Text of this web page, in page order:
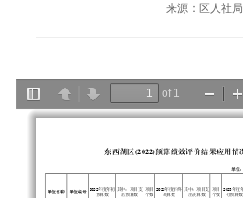
来源：区人社局